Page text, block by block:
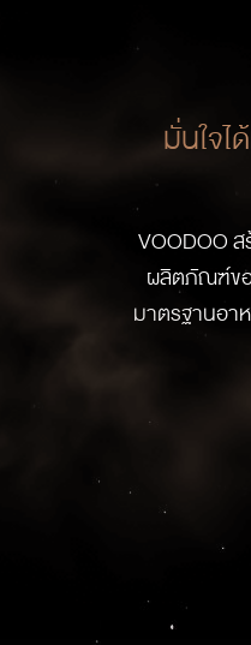
มั่นใจ
VOODOO
ผลิตภัณฑ์ขอ
มาตรฐานอา